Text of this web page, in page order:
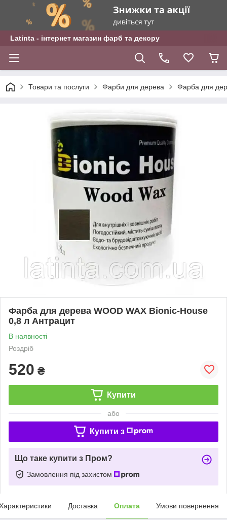
Latinta - інтернет магазин фарб та декору
Товари та послуги Фарби для дерева Фарба для
Фарба для дерева WOOD WAX Bionic-House
0,8 л Антрацит
В наявності
Роздріб
520 ₴
Купити
або
Купити з
Що таке купити з Пром?
Замовлення під захистом
Доставка Оплата Умови повернення